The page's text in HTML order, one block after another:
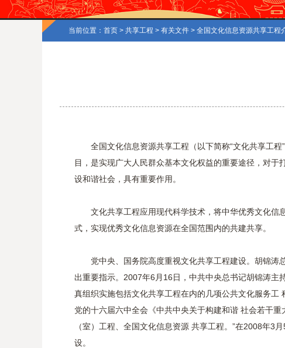
当前位置： 首页 > 共享工程 > 有关文件 > 全国文化信息资源共享工程
全国文化信息资源共享工程（以下简称“文化共享工
目，是实现广大人民群众基本文化权益的重要途径，对
设和谐社会，具有重要作用。
文化共享工程应用现代科学技术，将中华优秀文化
式，实现优秀文化信息资源在全国范围内的共建共享。
党中央、国务院高度重视文化共享工程建设。胡锦
出重要指示。2007年6月16日，中共中央总书记胡锦涛主
真组织实施包括文化共享工程在内的几项公共文化服务工
党的十六届六中全会《中共中央关于构建和谐 社会若干
（室）工程、全国文化信息资源 共享工程。”在2008年3
设。